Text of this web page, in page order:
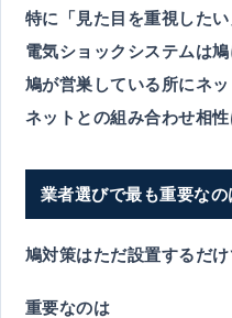
特に
「見た目を重視した
電気ショックシステムは
鳩が営巣している所にネ
ネットとの組み合わせ相
業者選びで最も重要なの
鳩対策はただ設置するだけ
重要なのは